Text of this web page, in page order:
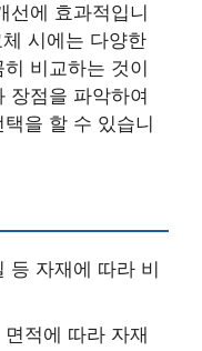
선에 효과적입니
시에는 다양한
비교하는 것이
장점을 파악하여
을 할 수 있습니
등 자재에 따라 비
적에 따라 자재